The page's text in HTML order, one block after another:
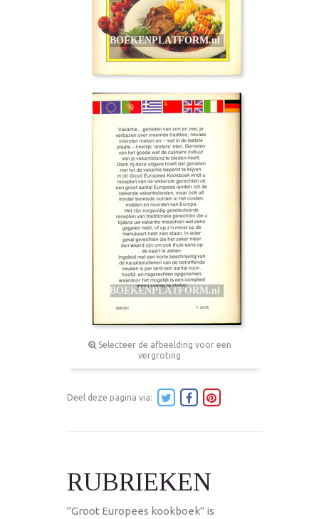
Selecteer de afbeelding voor een
vergroting
Deel deze pagina via:
RUBRIEKEN
"Groot Europees kookboek" is